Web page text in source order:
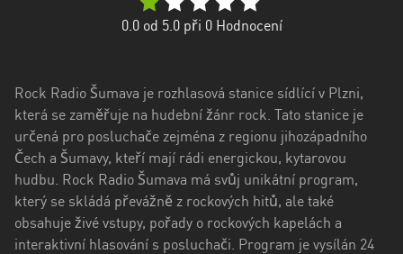
Královéhradecký
kraj
Liberecký
kraj
Moravskoslezský
kraj
0.0od 5.0 při 0Hodnocení
Rock Radio Šumava je rozhlasová stanice sídlící v Plzni,
která se zaměřuje na hudební žánr rock. Tato stanice je
určená pro posluchače zejména z regionu jihozápadního
Čech a Šumavy, kteří mají rádi energickou, kytarovou
hudbu. Rock Radio Šumava má svůj unikátní program,
který se skládá převážně z rockových hitů, ale také
obsahuje živé vstupy, pořady o rockových kapelách a
interaktivní hlasování s posluchači. Program je vysílán 24